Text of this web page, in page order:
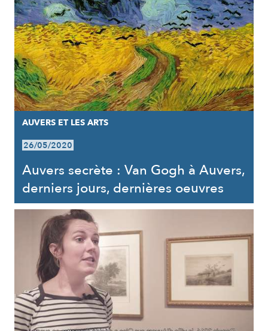
AUVERS ET LES ARTS
26/05/2020
Auvers secrète : Van Gogh à Auvers,
derniers jours, dernières oeuvres